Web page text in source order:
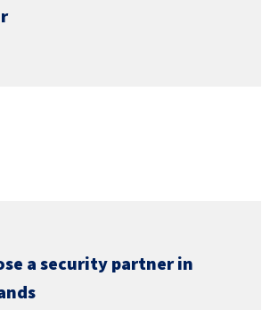
a security partner in